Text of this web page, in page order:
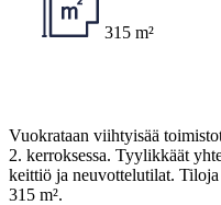
315 m²
Vuokrataan viihtyisää
2. kerroksessa. Tyylikkäät
keittiö ja neuvottelutilat.
315 m².